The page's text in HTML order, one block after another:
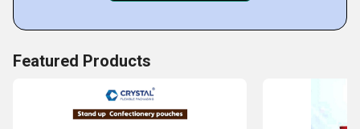
Featured Products